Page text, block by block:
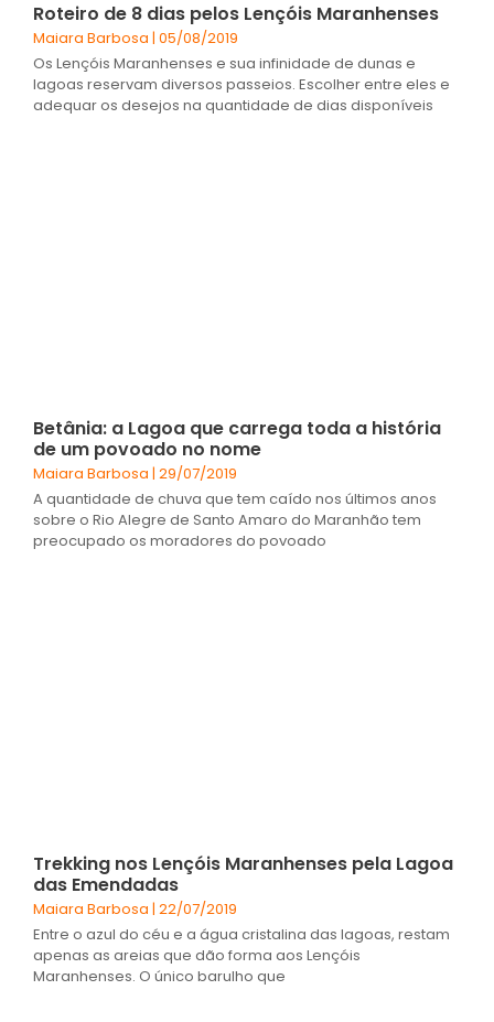
Roteiro de 8 dias pelos Lençóis Maranhenses
Maiara Barbosa 05/08/2019
Os Lençóis Maranhenses e sua infinidade de dunas e
lagoas reservam diversos passeios. Escolher entre eles e
adequar os desejos na quantidade de dias disponíveis
Betânia: a Lagoa que carrega toda a história
de um povoado no nome
Maiara Barbosa 29/07/2019
A quantidade de chuva que tem caído nos últimos anos
sobre o Rio Alegre de Santo Amaro do Maranhão tem
preocupado os moradores do povoado
Trekking nos Lençóis Maranhenses pela Lagoa
das Emendadas
Maiara Barbosa 22/07/2019
Entre o azul do céu e a água cristalina das lagoas, restam
apenas as areias que dão forma aos Lençóis
Maranhenses. O único barulho que